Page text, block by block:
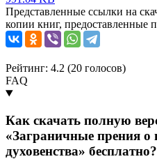
Представленные ссылки на
копии книг, предоставленные
Рейтинг: 4.2 (20 голосов)
FAQ
Как скачать полную
«Заграничные прения о
духовенства» бесплатно?